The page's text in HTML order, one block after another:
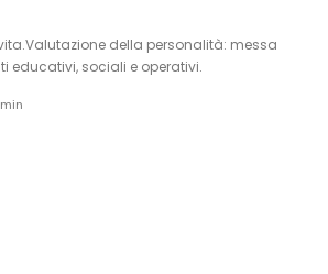
della personalità: messa
educativi, sociali e operativi.
min